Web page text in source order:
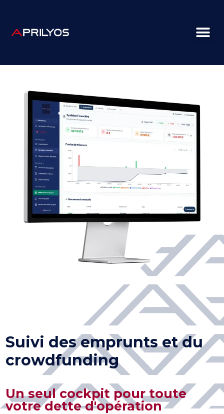
Suivi des emprunts et du
crowdfunding
Un seul cockpit pour toute
votre dette d'opération